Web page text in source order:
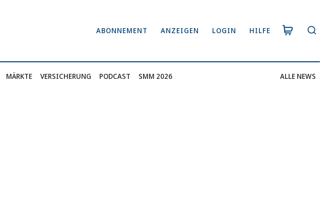
ABONNEMENT ANZEIGEN LOGIN HILFE
MÄRKTE VERSICHERUNG PODCAST SMM 2026 ALLE NEWS